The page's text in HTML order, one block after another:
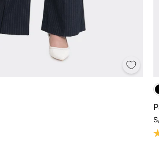
10%
primera
¡Suscríbete! Recibe
nuevas colecciones y